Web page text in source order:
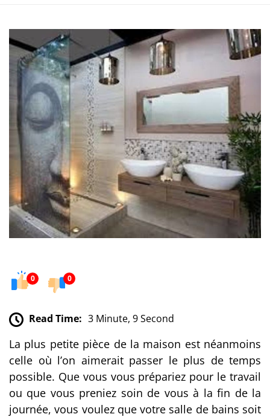
0 0
Read Time: 3 Minute, 9 Second
La plus petite pièce de la maison est néanmoins
celle où l’on aimerait passer le plus de temps
possible. Que vous vous prépariez pour le travail
ou que vous preniez soin de vousà la fin de la
journée, vous voulez que votre salle de bains soit